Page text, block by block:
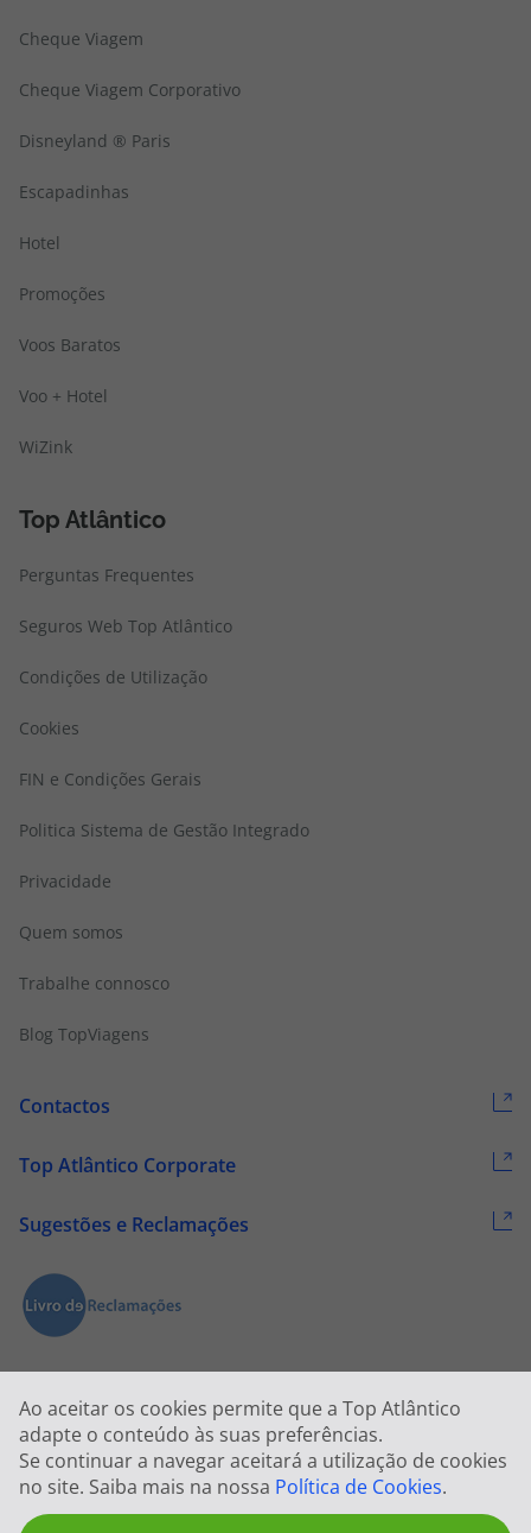
Ao aceitar os cookies permite que a Top Atlântico
adapte o conteúdo às suas preferências.
Se continuar a navegar aceitará a utilização de cookies
no site. Saiba mais na nossa Política de Cookies.
Cheque Viagem
Cheque Viagem Corporativo
Disneyland ® Paris
Escapadinhas
Hotel
Promoções
Voos Baratos
Voo + Hotel
WiZink
Top Atlântico
Perguntas Frequentes
Seguros Web Top Atlântico
Condições de Utilização
Cookies
FIN e Condições Gerais
Politica Sistema de Gestão Integrado
Privacidade
Quem somos
Trabalhe connosco
Blog TopViagens
Contactos
Top Atlântico Corporate
Sugestões e Reclamações
2026 © Todos os direitos reservados:Top Atlântico, Viagens e Turismo